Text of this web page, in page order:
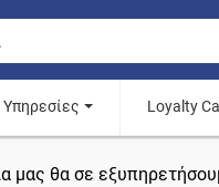
Υπηρεσίες Loyalty
μας θα σε